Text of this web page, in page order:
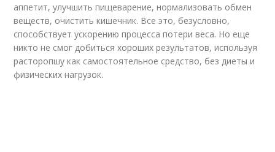
Расторопша от кашля
Расторопша при
кашле
аппетит, улучшить пищеварение, нормализовать обмен
веществ, очистить кишечник. Все это, безусловно,
способствует ускорению процесса потери веса. Но еще
никто не смог добиться хороших результатов, используя
расторопшу как самостоятельное средство, без диеты и
физических нагрузок.